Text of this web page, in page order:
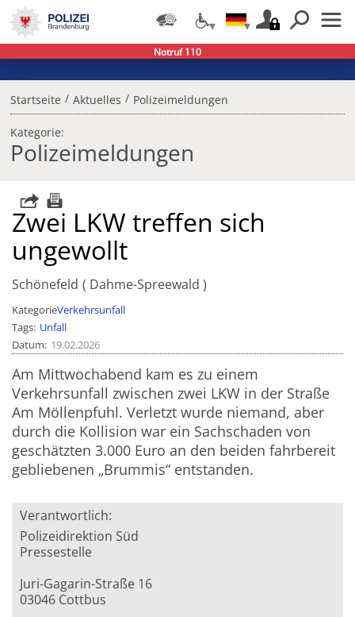
Startseite / Aktuelles / Polizeimeldungen
Kategorie:
Polizeimeldungen
Zwei LKW treffen sich
ungewollt
Schönefeld Dahme-Spreewald
KategorieVerkehrsunfall
Tags Unfall
Datum 19.02.2026
Am Mittwochabend kam es zu einem
Verkehrsunfall zwischen zwei LKW in der Straße
Am Möllenpfuhl. Verletzt wurde niemand, aber
durch die Kollision war ein Sachschaden von
geschätzten 3.000 Euro an den beiden fahrbereit
gebliebenen „Brummis“ entstanden.
Verantwortlich:
Polizeidirektion Süd
Pressestelle
Juri-Gagarin-Straße 16
03046 Cottbus
Notruf 110